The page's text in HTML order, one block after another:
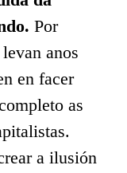
Por
anos
en facer
as
a ilusión